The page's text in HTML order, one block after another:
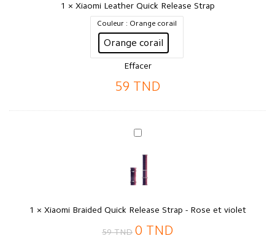
1 × Xiaomi Leather Quick Release Strap
Couleur : Orange corail
Orange corail
Effacer
59 TND
Xiaomi
Release
-
et
1 × Xiaomi Braided Quick Release Strap - Rose et violet
59TND 0 TND